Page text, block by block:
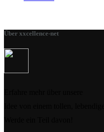
Über xxcellence-net